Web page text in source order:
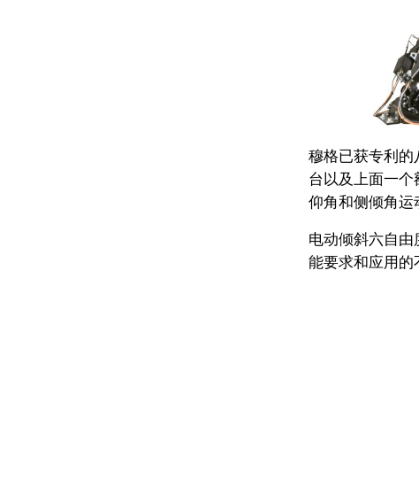
穆格已获专利的
台以及上面一
仰角和侧倾角运
电动倾斜六自
能要求和应用的